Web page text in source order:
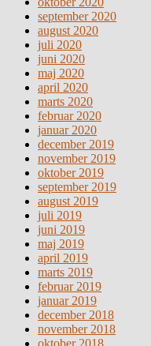
september 2020
august 2020
juli 2020
juni 2020
maj 2020
april 2020
marts 2020
februar 2020
januar 2020
december 2019
november 2019
oktober 2019
september 2019
august 2019
juli 2019
juni 2019
maj 2019
april 2019
marts 2019
februar 2019
januar 2019
december 2018
november 2018
oktober 2018